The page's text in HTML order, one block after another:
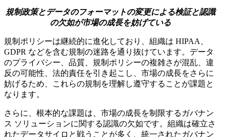
規制政策とデータのフォーマットの変更による検証と認識
の欠如が市場の成長を妨げている
規制ポリシーは継続的に進化しており、組織は HIPAA、
GDPR などを含む規制の迷路を通り抜けています。データ
のプライバシー、品質、規制ポリシーの複雑さが混乱、違
反の可能性、法的責任を引き起こし、市場の成長をさらに
妨げるため、これらの規制を理解し遵守することが課題と
なります。
さらに、根本的な課題は、市場の成長を制限するガバナン
ス ソリューションに関する認識の欠如です。組織は確立さ
れたデータサイロと戦うことが多く、統一されたガバナン